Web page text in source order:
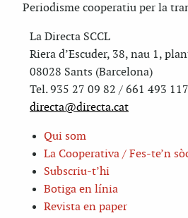
Periodisme cooperatiu per la
La Directa SCCL
Riera d’Escuder, 38, nau 1,
08028 Sants (Barcelona)
Tel. 935 27 09 82 / 661 493 117
directa@directa.cat
Qui som
La Cooperativa / Fes-te’n
Subscriu-t’hi
Botiga en línia
Revista en paper